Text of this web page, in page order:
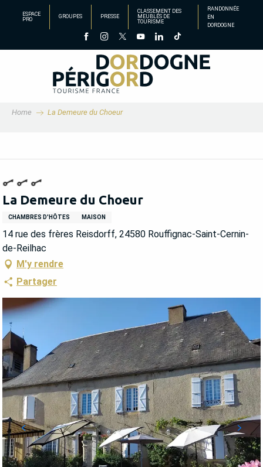
principal
ESPACE
PRO
GROUPES PRESSE
CLASSEMENT DES
MEUBLÉS DE
TOURISME
RANDONNÉE
EN
DORDOGNE
Home La Demeure du Choeur
La Demeure du Choeur
CHAMBRES D'HÔTES MAISON
14 rue des frères Reisdorff, 24580 Rouffignac-Saint-Cernin-
de-Reilhac
M'y rendre
Partager